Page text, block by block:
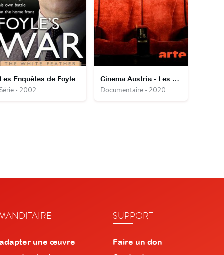
Enquêtes de Foyle
• 2002
Cinema Austria - Les 112 premières années
Documentaire • 2020
une œuvre
SUPPORT
Faire un don